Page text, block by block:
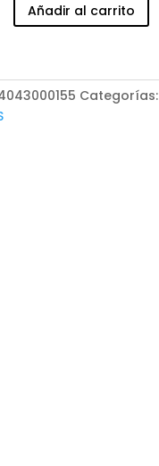
Añadir al carrito
Categorías: